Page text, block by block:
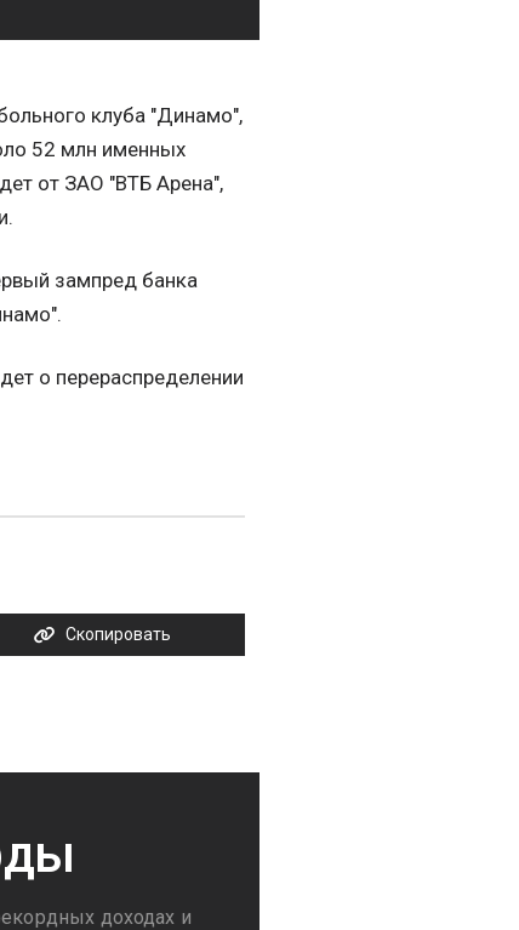
клуба "Динамо",
52 млн именных
от ЗАО "ВТБ Арена",
зампред банка
о перераспределении
Скопировать
доходах и